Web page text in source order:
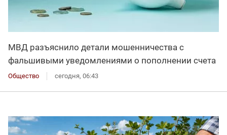
МВД разъяснило детали мошенничества с
фальшивыми уведомлениями о пополнении счета
Общество сегодня, 06:43